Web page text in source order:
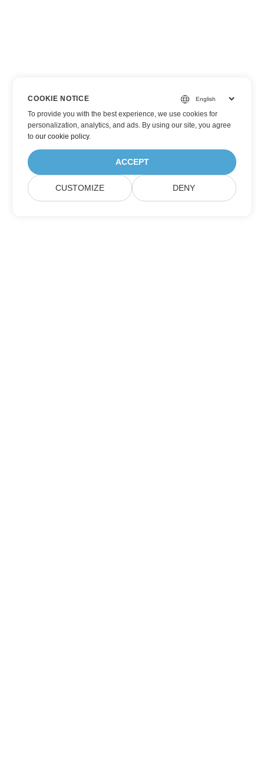
COOKIE NOTICE
To provide you with the best experience, we use cookies for
personalization, analytics, and ads. By using our site, you agree
toour cookie policy.
ACCEPT
CUSTOMIZE DENY